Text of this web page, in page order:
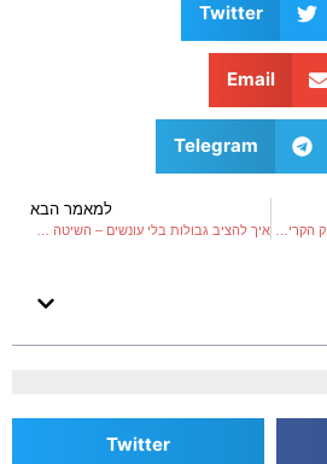
Twitter
Email
Telegram
למאמר הבא
Twitter